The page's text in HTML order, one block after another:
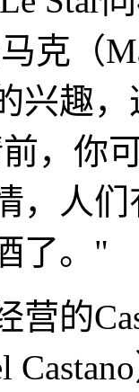
克（
兴趣
，你
，人
了。"
营的